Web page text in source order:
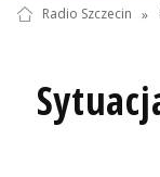
Radio Szczecin »